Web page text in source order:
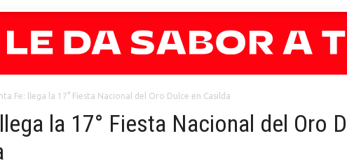
Fe: llega la 17° Fiesta Nacional del Oro Dulce en Casilda
la 17° Fiesta Nacional del Oro